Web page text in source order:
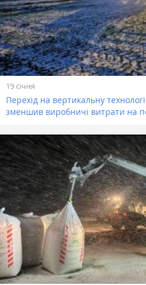
19 січня
Перехід на вертикальну
зменшив виробничі витрати на